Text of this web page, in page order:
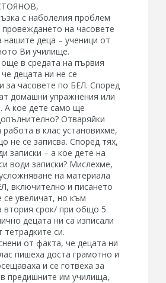
с наболелия проблем
на часовете
нашите деца – ученици от
Ви училище.
в средата на първия
децата ни не се
за часовете по БЕЛ. Според
домашни упражнения или
А кое дете само ще
Отваряйки
работа в клас установихме,
не се записва. Според тях,
записки – а кое дете на
води записки? Мислехме,
на материала
включително и писането
се увеличат, но към
втория срок/ при общо 5
децата ни са изписали
си.
от факта, че децата ни
пишеха доста грамотно и
и се готвеха за
предишните им училища,